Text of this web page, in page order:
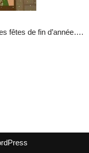
fêtes de fin d’année….